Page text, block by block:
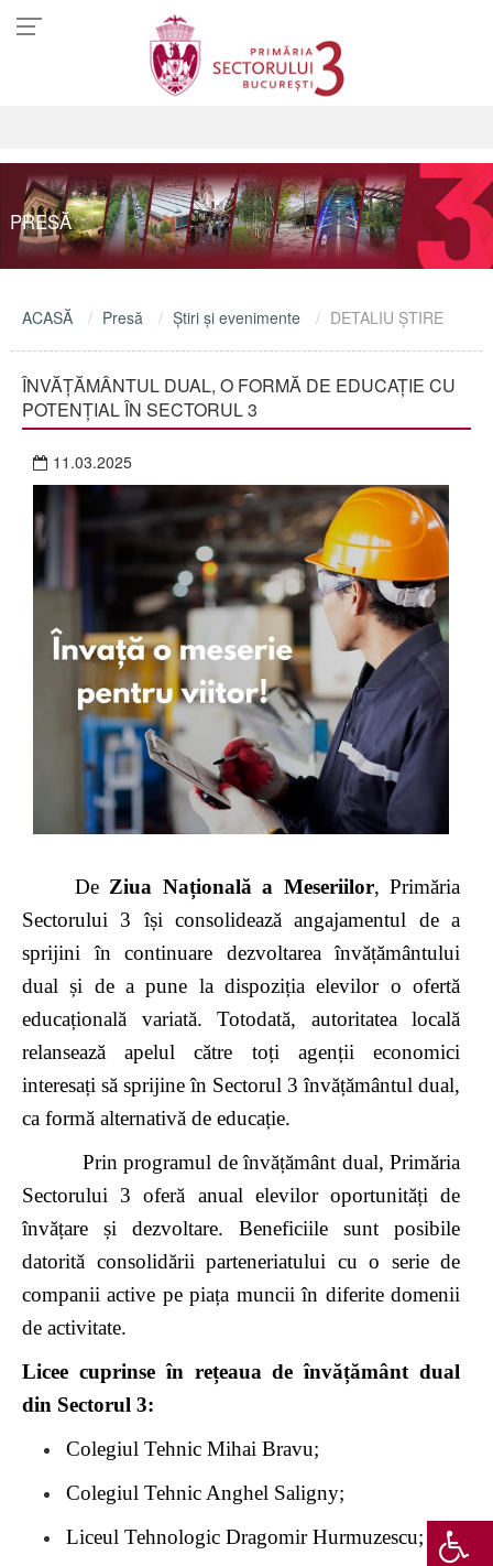
PRESĂ
ACASĂ Presă Ştiri şi evenimente DETALIU ŞTIRE
ÎNVĂȚĂMÂNTUL DUAL, O FORMĂ DE EDUCAȚIE CU
POTENȚIAL ÎN SECTORUL 3
11.03.2025
De Ziua Națională a Meseriilor, Primăria
Sectorului 3 își consolidează angajamentul de a
sprijini în continuare dezvoltarea învățământului
dual și de a pune la dispoziția elevilor o ofertă
educațională variată. Totodată, autoritatea locală
relansează apelul către toți agenții economici
interesați să sprijine în Sectorul 3 învățământul dual,
ca formă alternativă de educație.
Prin programul de învățământ dual, Primăria
Sectorului 3 oferă anual elevilor oportunități de
învățare și dezvoltare. Beneficiile sunt posibile
datorită consolidării parteneriatului cu o serie de
companii active pe piața muncii în diferite domenii
de activitate.
Licee cuprinse în rețeaua de învățământ dual
din Sectorul 3:
Colegiul Tehnic Mihai Bravu;
Colegiul Tehnic Anghel Saligny;
Liceul Tehnologic Dragomir Hurmuzescu;